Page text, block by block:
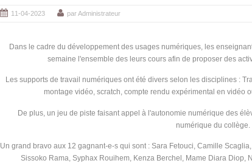
11-04-2023 par Administrateur
Dans le cadre du développement des usages numériques, les
semaine l'ensemble des leurs cours afin de proposer des
Les supports de travail numériques ont été divers selon les disciplines :
montage vidéo, scratch, compte rendu expérimental en vidéo
De plus, un jeu de piste faisant appel à l'autonomie numérique des
numérique du collège.
Un grand bravo aux 12 gagnant-e-s qui sont : Sara Fetouci, Camille
Sissoko Rama, Syphax Rouihem, Kenza Berchel, Mame Diara Diop,